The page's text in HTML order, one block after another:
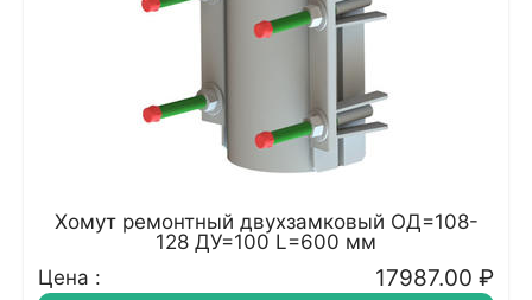
Хомут ремонтный двухзамковый ОД=108-
128 ДУ=100 L=600 мм
Цена :
17987.00 ₽